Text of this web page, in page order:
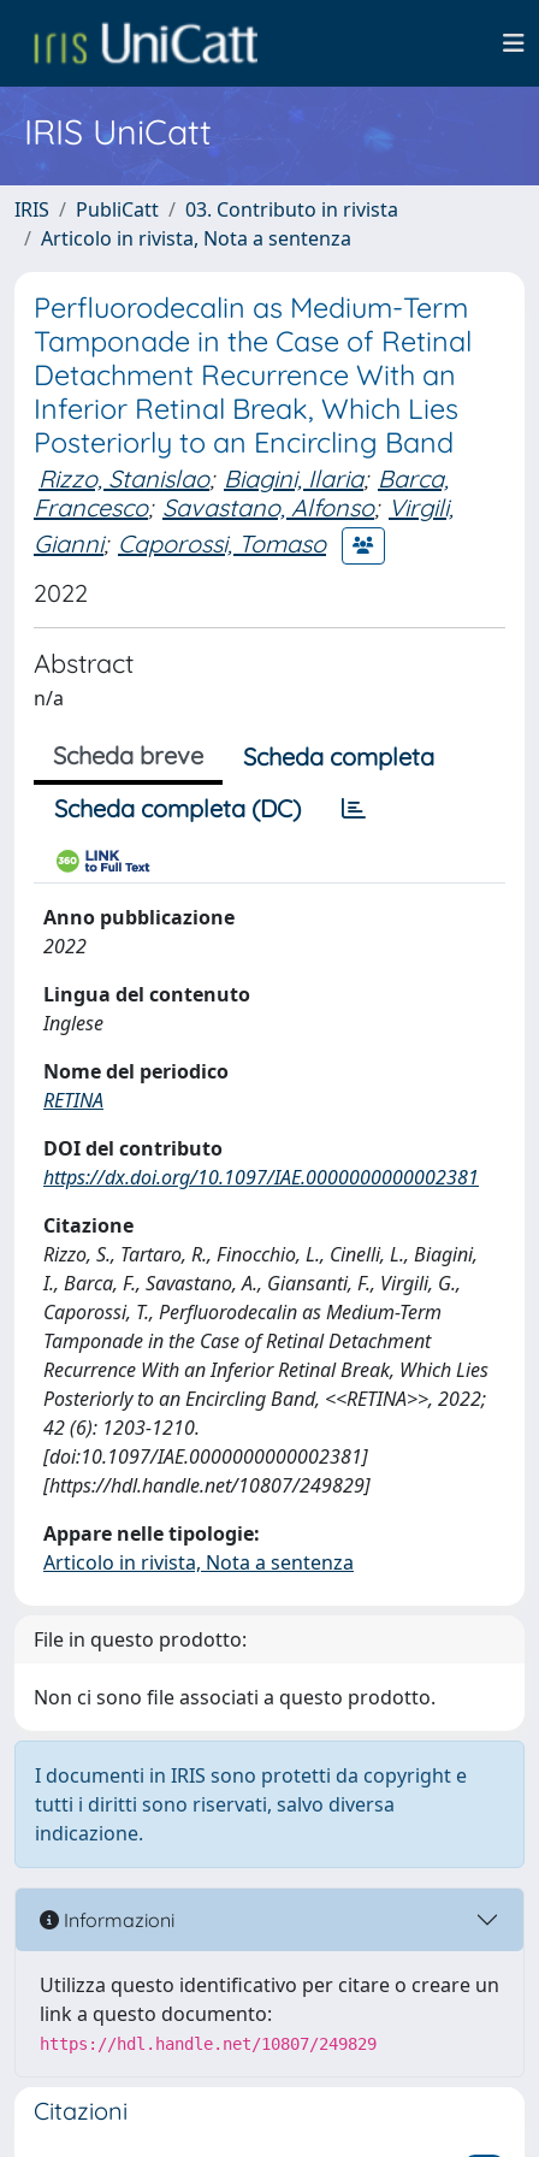
IRIS UniCatt
IRIS PubliCatt
03. Contributo in rivista
Articolo in rivista, Nota a sentenza
Perfluorodecalin as Medium-Term
Tamponade in the Case of Retinal
Detachment Recurrence With an
Inferior Retinal Break, Which Lies
Posteriorly to an Encircling Band
Rizzo, Stanislao; Biagini, Ilaria; Barca,
Francesco; Savastano, Alfonso; Virgili,
Gianni; Caporossi, Tomaso
2022
Abstract
n/a
Scheda breve
Scheda completa
Scheda completa (DC)
Anno pubblicazione
2022
Lingua del contenuto
Inglese
Nome del periodico
RETINA
DOI del contributo
https://dx.doi.org/10.1097/IAE.0000000000002381
Citazione
Rizzo, S., Tartaro, R., Finocchio, L., Cinelli, L., Biagini,
I., Barca, F., Savastano, A., Giansanti, F., Virgili, G.,
Caporossi, T., Perfluorodecalin as Medium-Term
Tamponade in the Case of Retinal Detachment
Recurrence With an Inferior Retinal Break, Which Lies
Posteriorly to an Encircling Band, <<RETINA>>, 2022;
42 (6): 1203-1210.
[doi:10.1097/IAE.0000000000002381]
[https://hdl.handle.net/10807/249829]
Appare nelle tipologie:
Articolo in rivista, Nota a sentenza
File in questo prodotto:
Non ci sono file associati a questo prodotto.
I documenti in IRIS sono protetti da copyright e
tutti i diritti sono riservati, salvo diversa
indicazione.
Informazioni
Utilizza questo identificativo per citare o creare un
link a questo documento:
https://hdl.handle.net/10807/249829
Citazioni